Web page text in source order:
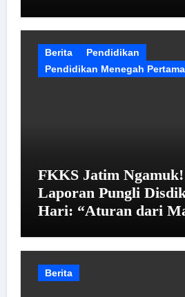
Berita
Pendidikan
Pendidikan Menegah Pertama
FKKS Jatim Ngamuk!
Laporan Pungli
Hari: “Aturan dari
Berita